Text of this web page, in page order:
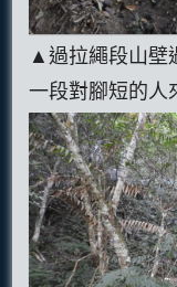
▲過拉繩段山壁
一段對腳短的人